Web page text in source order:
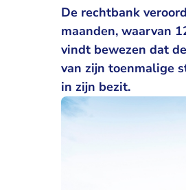
De rechtbank
maanden, waarvan
vindt bewezen dat
van zijn toenmalige
in zijn bezit.